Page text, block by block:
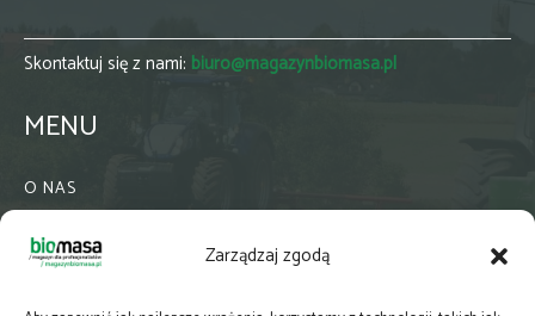
Zarządzaj zgodą
Skontaktuj się z nami: biuro@magazynbiomasa.pl
MENU
O NAS
WSPÓŁPRACA